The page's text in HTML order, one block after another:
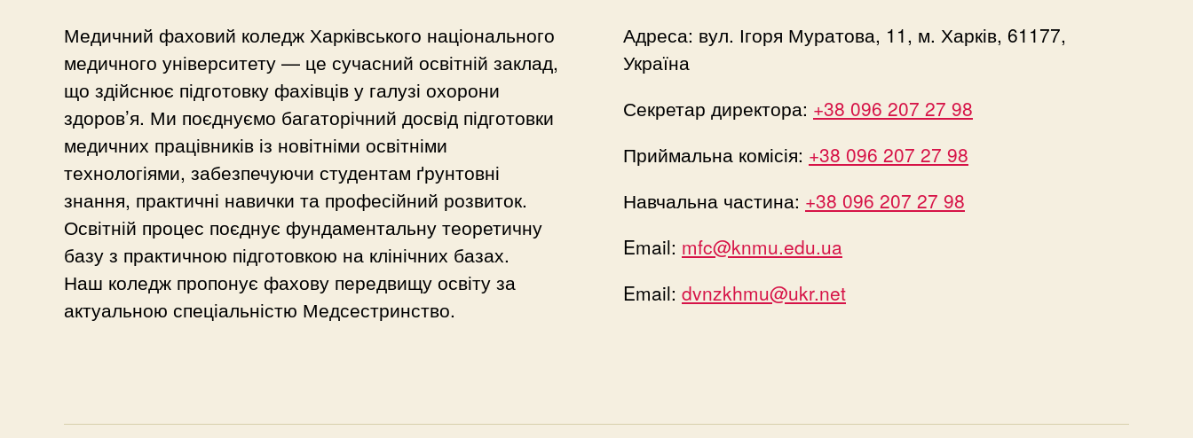
Медичний фаховий коледж Харківського національного
медичного університету — це сучасний освітній заклад,
що здійснює підготовку фахівців у галузі охорони
здоров’я. Ми поєднуємо багаторічний досвід підготовки
медичних працівників із новітніми освітніми
технологіями, забезпечуючи студентам ґрунтовні
знання, практичні навички та професійний розвиток.
Освітній процес поєднує фундаментальну теоретичну
базу з практичною підготовкою на клінічних базах.
Наш коледж пропонує фахову передвищу освіту за
актуальною спеціальністю Медсестринство.
Адреса: вул. Ігоря Муратова, 11, м. Харків, 61177,
Україна
Секретар директора: +38 096 207 27 98
Приймальна комісія: +38 096 207 27 98
Навчальна частина: +38 096 207 27 98
Email: mfc@knmu.edu.ua
Email: dvnzkhmu@ukr.net